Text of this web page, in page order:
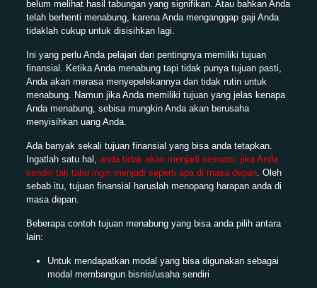
belum melihat hasil tabungan yang signifikan. Atau bahkan Anda
telah berhenti menabung, karena Anda menganggap gaji Anda
tidaklah cukup untuk disisihkan lagi.
Ini yang perlu Anda pelajari dari pentingnya memiliki tujuan
finansial. Ketika Anda menabung tapi tidak punya tujuan pasti,
Anda akan merasa menyepelekannya dan tidak rutin untuk
menabung. Namun jika Anda memiliki tujuan yang jelas kenapa
Anda menabung, sebisa mungkin Anda akan berusaha
menyisihkan uang Anda.
Ada banyak sekali tujuan finansial yang bisa anda tetapkan.
Ingatlah satu hal, anda tidak akan menjadi sesuatu, jika Anda
sendiri tak tahu ingin menjadi seperti apa di masa depan. Oleh
sebab itu, tujuan finansial haruslah menopang harapan anda di
masa depan.
Beberapa contoh tujuan menabung yang bisa anda pilih antara
lain:
Untuk mendapatkan modal yang bisa digunakan sebagai
modal membangun bisnis/usaha sendiri